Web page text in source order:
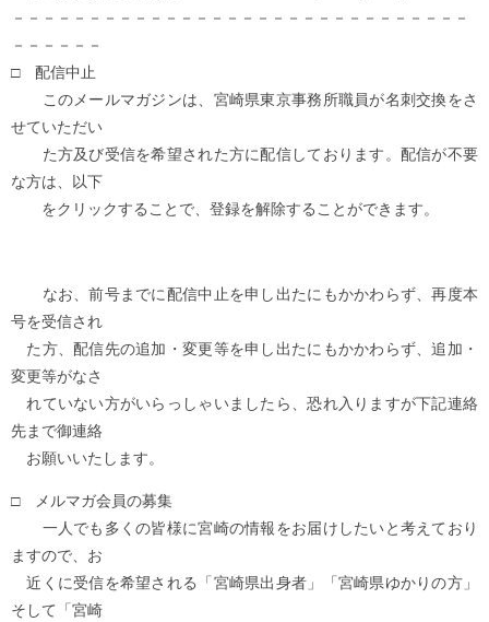
－－－－－－－－－－－－－－－－－－－－－－－－－－－－－－
－－－－－－
□ 配信中止
このメールマガジンは、宮崎県東京事務所職員が名刺交換をさ
せていただい
た方及び受信を希望された方に配信しております。配信が不要
な方は、以下
をクリックすることで、登録を解除することができます。
なお、前号までに配信中止を申し出たにもかかわらず、再度本
号を受信され
た方、配信先の追加・変更等を申し出たにもかかわらず、追加・
変更等がなさ
れていない方がいらっしゃいましたら、恐れ入りますが下記連絡
先まで御連絡
お願いいたします。
□ メルマガ会員の募集
一人でも多くの皆様に宮崎の情報をお届けしたいと考えており
ますので、お
近くに受信を希望される「宮崎県出身者」「宮崎県ゆかりの方」
そして「宮崎